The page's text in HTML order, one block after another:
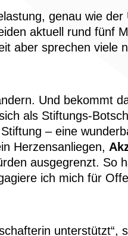
genau wie
aktuell rund fünf
aber sprechen viele
Und bekommt
als Stiftungs-
– eine
Herzensanliegen,
ausgegrenzt. So
ich mich für